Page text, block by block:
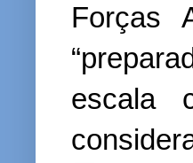
Forças
escala